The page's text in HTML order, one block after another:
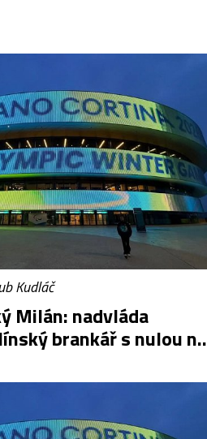
Kudláč
Milán: nadvláda
brankář s nulou na